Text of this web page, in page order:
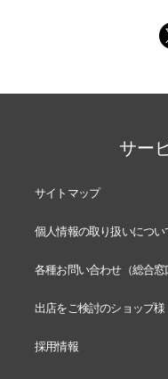
サー
サイトマップ
個人情報の取り扱いについ
各種お問い合わせ（総合窓
出店をご検討のショップ様
採用情報